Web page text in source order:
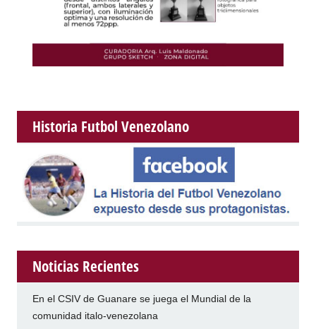
Historia Futbol Venezolano
Noticias Recientes
En el CSIV de Guanare se juega el Mundial de la
comunidad italo-venezolana